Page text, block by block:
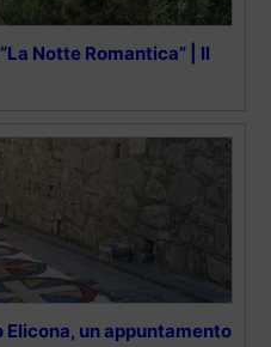
Notte Romantica” | Il
Elicona, un appuntamento